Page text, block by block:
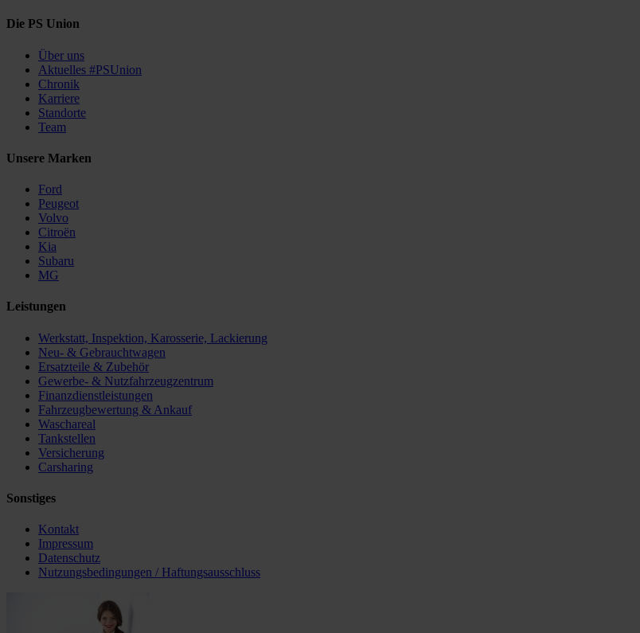
Die PS Union
Über uns
Aktuelles #PSUnion
Chronik
Karriere
Standorte
Team
Unsere Marken
Ford
Peugeot
Volvo
Citroën
Kia
Subaru
MG
Leistungen
Werkstatt, Inspektion, Karosserie, Lackierung
Neu- & Gebrauchtwagen
Ersatzteile & Zubehör
Gewerbe- & Nutzfahrzeugzentrum
Finanzdienstleistungen
Fahrzeugbewertung & Ankauf
Waschareal
Tankstellen
Versicherung
Carsharing
Sonstiges
Kontakt
Impressum
Datenschutz
Nutzungsbedingungen / Haftungsausschluss